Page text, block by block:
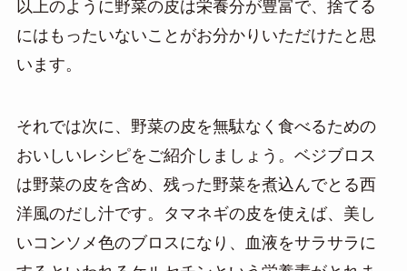
以上のように野菜の皮は栄養分が豊富で、捨てる
にはもったいないことがお分かりいただけたと思
います。
それでは次に、野菜の皮を無駄なく食べるための
おいしいレシピをご紹介しましょう。ベジブロス
は野菜の皮を含め、残った野菜を煮込んでとる西
洋風のだし汁です。タマネギの皮を使えば、美し
いコンソメ色のブロスになり、血液をサラサラに